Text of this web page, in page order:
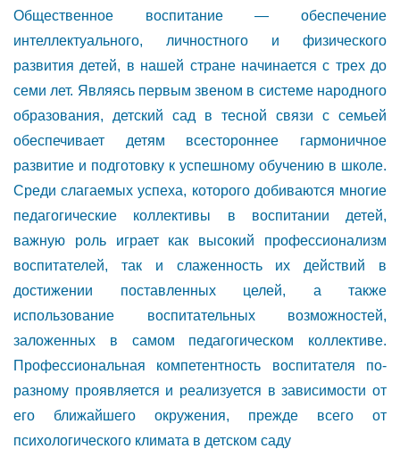
Общественное воспитание — обеспечение
интеллектуального, личностного и физического
развития детей, в нашей стране начинается с трех до
семи лет. Являясь первым звеном в системе народного
образования, детский сад в тесной связи с семьей
обеспечивает детям всестороннее гармоничное
развитие и подготовку к успешному обучению в школе.
Среди слагаемых успеха, которого добиваются многие
педагогические коллективы в воспитании детей,
важную роль играет как высокий профессионализм
воспитателей, так и слаженность их действий в
достижении поставленных целей, а также
использование воспитательных возможностей,
заложенных в самом педагогическом коллективе.
Профессиональная компетентность воспитателя по-
разному проявляется и реализуется в зависимости от
его ближайшего окружения, прежде всего от
психологического климата в детском саду